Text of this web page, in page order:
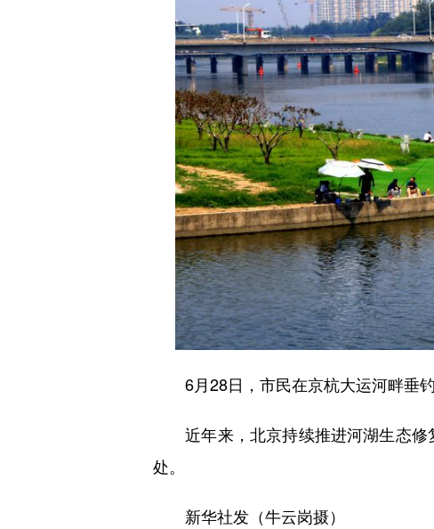
6月28日，市民在京杭大运河畔垂钓
近年来，北京持续推进河湖生态修
处。
新华社发（牛云岗摄）